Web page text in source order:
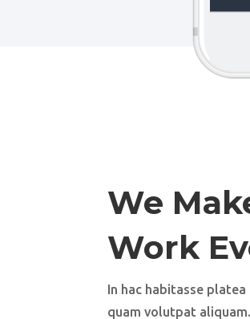
We
Work
In hac habitasse
quam volutpat